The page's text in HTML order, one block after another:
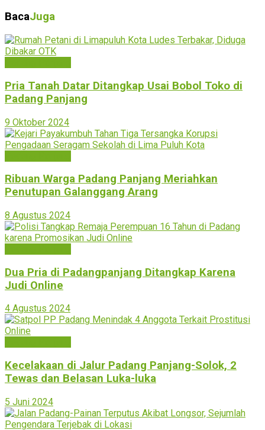
BacaJuga
Pria Tanah Datar Ditangkap Usai Bobol Toko di
Padang Panjang
9 Oktober 2024
Ribuan Warga Padang Panjang Meriahkan
Penutupan Galanggang Arang
8 Agustus 2024
Dua Pria di Padangpanjang Ditangkap Karena
Judi Online
4 Agustus 2024
Kecelakaan di Jalur Padang Panjang-Solok, 2
Tewas dan Belasan Luka-luka
5 Juni 2024